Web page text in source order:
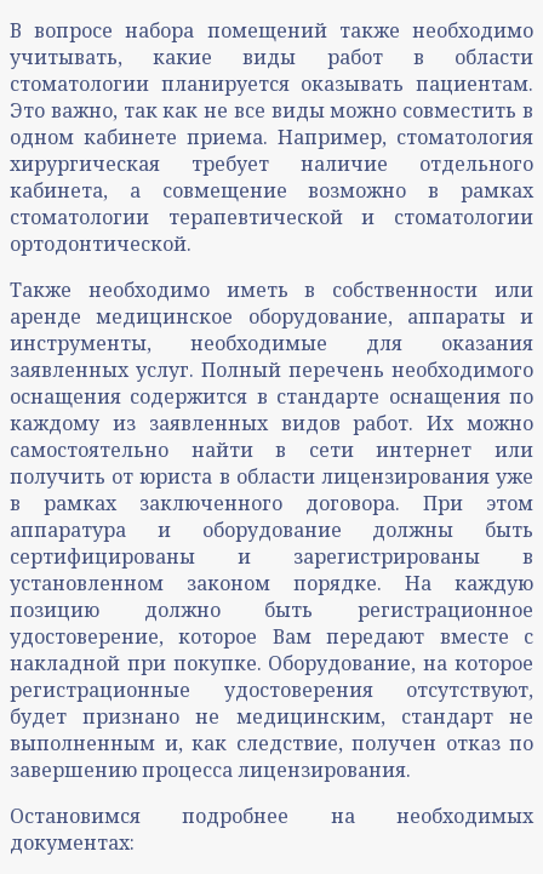
В вопросе набора помещений также необходимо
учитывать, какие виды работ в области
стоматологии планируется оказывать пациентам.
Это важно, так как не все виды можно совместить в
одном кабинете приема. Например, стоматология
хирургическая требует наличие отдельного
кабинета, а совмещение возможно в рамках
стоматологии терапевтической и стоматологии
ортодонтической.
Также необходимо иметь в собственности или
аренде медицинское оборудование, аппараты и
инструменты, необходимые для оказания
заявленных услуг. Полный перечень необходимого
оснащения содержится в стандарте оснащения по
каждому из заявленных видов работ. Их можно
самостоятельно найти в сети интернет или
получить от юриста в области лицензирования уже
в рамках заключенного договора. При этом
аппаратура и оборудование должны быть
сертифицированы и зарегистрированы в
установленном законом порядке. На каждую
позицию должно быть регистрационное
удостоверение, которое Вам передают вместе с
накладной при покупке. Оборудование, на которое
регистрационные удостоверения отсутствуют,
будет признано не медицинским, стандарт не
выполненным и, как следствие, получен отказ по
завершению процесса лицензирования.
Остановимся подробнее на необходимых
документах: